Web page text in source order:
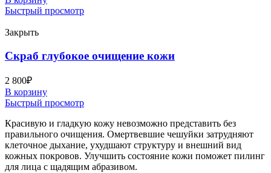
Быстрый просмотр
Закрыть
Скраб глубокое очищение кожи
2 800₽
В корзину
Быстрый просмотр
Красивую и гладкую кожу невозможно представить без
правильного очищения. Омертвевшие чешуйки затрудняют
клеточное дыхание, ухудшают структуру и внешний вид
кожных покровов. Улучшить состояние кожи поможет пилинг
для лица с щадящим абразивом.